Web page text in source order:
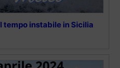
tempo instabile in Sicilia